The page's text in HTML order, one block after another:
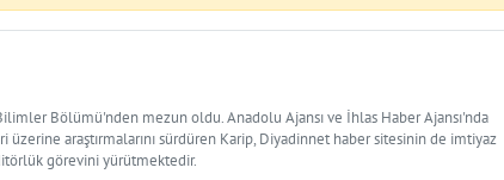
Bölümü'nden mezun oldu. Anadolu Ajansı ve İhlas Haber Ajansı'nda
üzerine araştırmalarını sürdüren Karip, Diyadinnet haber sitesinin de imtiyaz
görevini yürütmektedir.